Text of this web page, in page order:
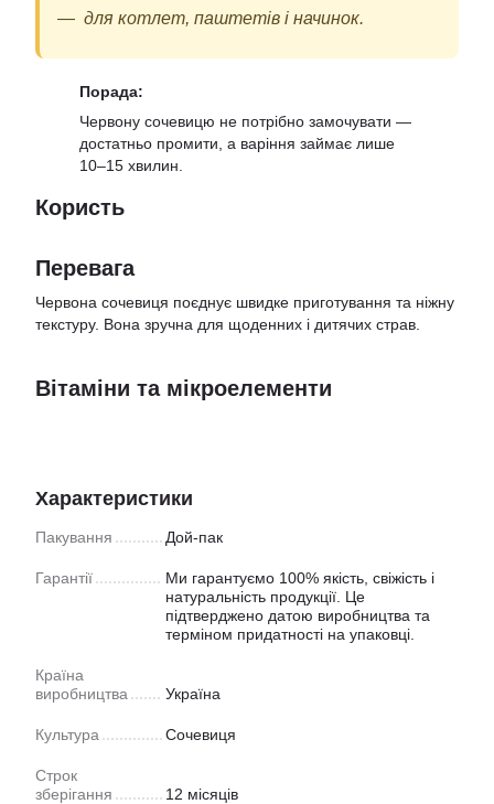
для котлет, паштетів і начинок.
Порада:
Червону сочевицю не потрібно замочувати —
достатньо промити, а варіння займає лише
10–15 хвилин.
Користь
Перевага
Червона сочевиця поєднує швидке приготування та ніжну
текстуру. Вона зручна для щоденних і дитячих страв.
Вітаміни та мікроелементи
Характеристики
Пакування Дой-пак
Гарантії
Ми гарантуємо 100% якість, свіжість і
натуральність продукції. Це
підтверджено датою виробництва та
терміном придатності на упаковці.
Країна
виробництва
Україна
Культура Сочевиця
Строк
зберігання
12 місяців